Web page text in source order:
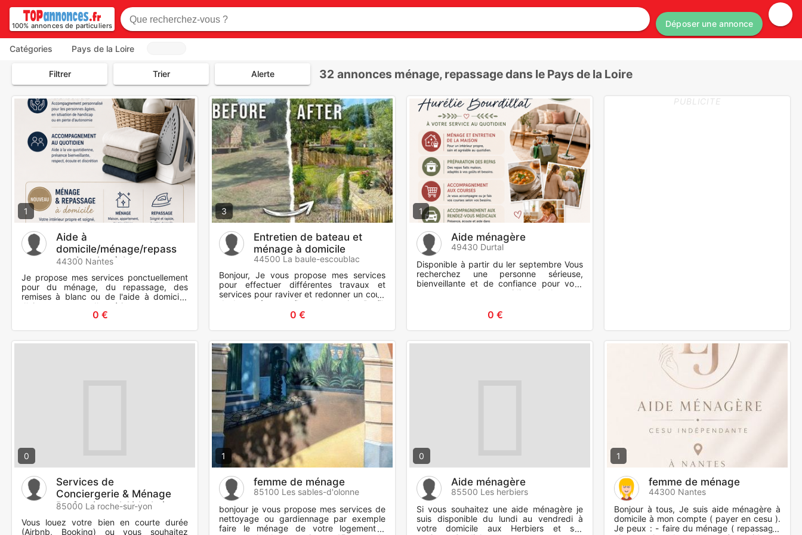
100% annonces de particuliers Déposer une annonce
Catégories Pays de la Loire
Filtrer Trier Alerte 32 annonces ménage, repassage dans le Pays de la Loire
1
Aide à
domicile/ménage/repass
age/remise à blanc
44300 Nantes
Je propose mes services ponctuellement
pour du ménage, du repassage, des
remises à blanc ou de l'aide à domicile.
J'ai quatre ans d'expérience en temps
qu'accompagnant éducatif et
0 €
3
Entretien de bateau et
ménage à domicile
44500 La baule-escoublac
Bonjour, Je vous propose mes services
pour effectuer différentes travaux et
services pour raviver et redonner un coup
de boost à votre flotte de navire. Profil:
0 €
1
Aide ménagère
49430 Durtal
Disponible à partir du ler septembre Vous
recherchez une personne sérieuse,
bienveillante et de confiance pour vous
accompagner au quotidien ? Je vous
0 €
PUBLICITE
0
Services de
Conciergerie & Ménage
Professionnel Airbnb /
Fin
85000 La roche-sur-yon
Vous louez votre bien en courte durée
(Airbnb, Booking) ou vous souhaitez
1
femme de ménage
85100 Les sables-d'olonne
bonjour je vous propose mes services de
nettoyage ou gardiennage par exemple
faire le ménage de votre logement .
0
Aide ménagère
85500 Les herbiers
Si vous souhaitez une aide ménagère je
suis disponible du lundi au vendredi à
votre domicile aux Herbiers et ses
1
femme de ménage
44300 Nantes
Bonjour à tous, Je suis aide ménagère à
domicile à mon compte ( payer en cesu ).
Je peux : - faire du ménage ( repassage,